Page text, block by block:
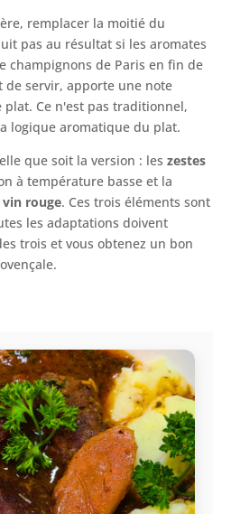
remplacer la moitié du
pas au résultat si les aromates
champignons de Paris en fin de
de servir, apporte une note
Ce n'est pas traditionnel,
logique aromatique du plat.
que soit la version : les zestes
à température basse et la
vin rouge. Ces trois éléments sont
les adaptations doivent
trois et vous obtenez un bon